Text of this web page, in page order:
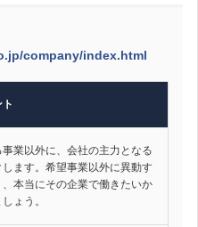
company/index.html
業以外に、会社の主力となる
ます。希望事業以外に異動す
本当にその企業で働きたいか
ょう。